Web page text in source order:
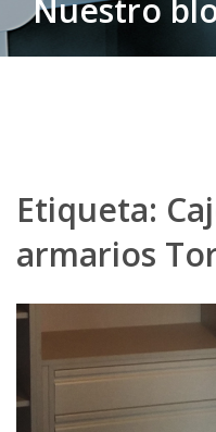
Nuestro
Etiqueta:
armarios